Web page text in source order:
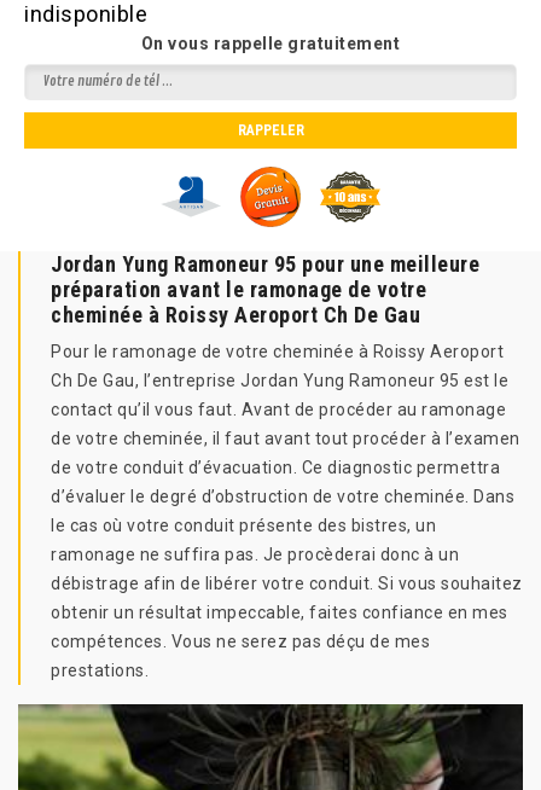
indisponible
On vous rappelle gratuitement
Jordan Yung Ramoneur 95 pour une meilleure
préparation avant le ramonage de votre
cheminée à Roissy Aeroport Ch De Gau
Pour le ramonage de votre cheminée à Roissy Aeroport
Ch De Gau, l’entreprise Jordan Yung Ramoneur 95 est le
contact qu’il vous faut. Avant de procéder au ramonage
de votre cheminée, il faut avant tout procéder à l’examen
de votre conduit d’évacuation. Ce diagnostic permettra
d’évaluer le degré d’obstruction de votre cheminée. Dans
le cas où votre conduit présente des bistres, un
ramonage ne suffira pas. Je procèderai donc à un
débistrage afin de libérer votre conduit. Si vous souhaitez
obtenir un résultat impeccable, faites confiance en mes
compétences. Vous ne serez pas déçu de mes
prestations.